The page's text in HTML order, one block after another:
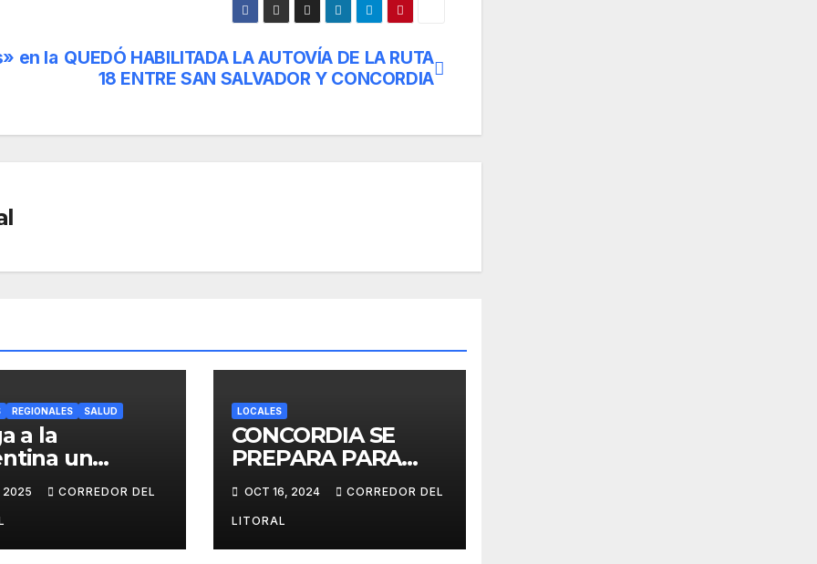
QUEDÓ HABILITADA LA AUTOVÍA DE LA RUTA
18 ENTRE SAN SALVADOR Y CONCORDIA
en la
REGIONALES SALUD
a la
un
innovador
el duelo y la
2025 CORREDOR DEL
LOCALES
CONCORDIA SE
PREPARA PARA
VIVIR LA XXXI
EDICIÓN DE LA
FIESTA PROVINCIAL
DEL INMIGRANTE.
OCT 16, 2024 CORREDOR DEL
LITORAL